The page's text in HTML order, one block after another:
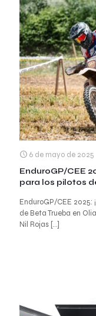
6 de mayo de 2025
EnduroGP/CEE
para los pilotos
EnduroGP/CEE
de Beta Trueba en
Nil Rojas […]